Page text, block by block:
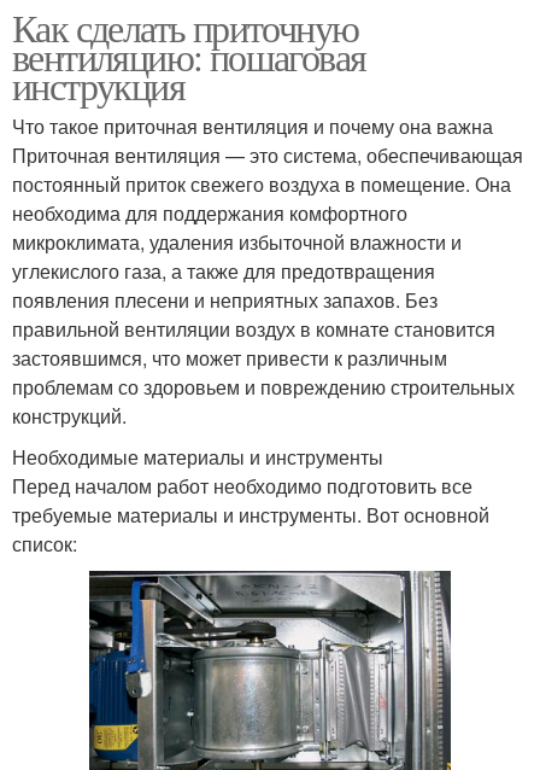
Как сделать приточную
вентиляцию: пошаговая
инструкция
Что такое приточная вентиляция и почему она важна
Приточная вентиляция — это система, обеспечивающая
постоянный приток свежего воздуха в помещение. Она
необходима для поддержания комфортного
микроклимата, удаления избыточной влажности и
углекислого газа, а также для предотвращения
появления плесени и неприятных запахов. Без
правильной вентиляции воздух в комнате становится
застоявшимся, что может привести к различным
проблемам со здоровьем и повреждению строительных
конструкций.
Необходимые материалы и инструменты
Перед началом работ необходимо подготовить все
требуемые материалы и инструменты. Вот основной
список: